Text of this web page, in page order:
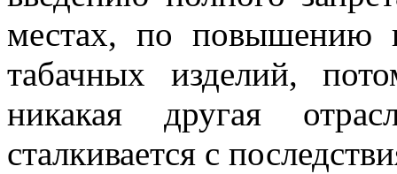
местах, по повышению
табачных изделий,
никакая другая
сталкивается с